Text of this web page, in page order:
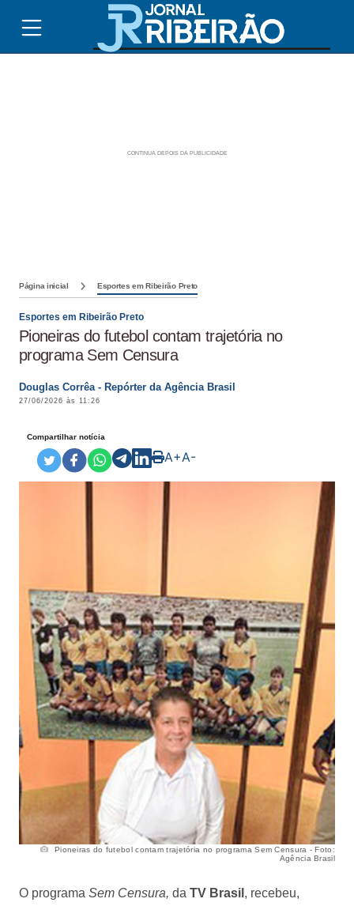
Página inicial Esportes em Ribeirão Preto
Esportes em Ribeirão Preto
Pioneiras do futebol contam trajetória no
programa Sem Censura
Douglas Corrêa - Repórter da Agência Brasil
27/06/2026 às 11:26
Compartilhar notícia
A+A-
Pioneiras do futebol contam trajetória no programa Sem Censura - Foto:
Agência Brasil
O programa Sem Censura, da TV Brasil , recebeu,